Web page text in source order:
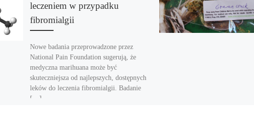
leczeniem w przypadku
fibromialgii
Nowe badania przeprowadzone przez
National Pain Foundation sugerują, że
medyczna marihuana może być
skuteczniejsza od najlepszych, dostępnych
leków do leczenia fibromialgii. Badanie
[…]